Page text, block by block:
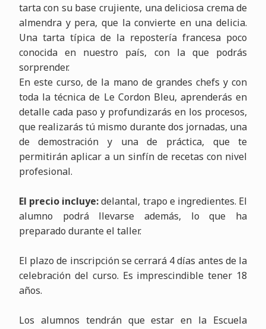
tarta con su base crujiente, una deliciosa crema de
almendra y pera, que la convierte en una delicia.
Una tarta típica de la repostería francesa poco
conocida en nuestro país, con la que podrás
sorprender.
En este curso, de la mano de grandes chefs y con
toda la técnica de Le Cordon Bleu, aprenderás en
detalle cada paso y profundizarás en los procesos,
que realizarás tú mismo durante dos jornadas, una
de demostración y una de práctica, que te
permitirán aplicar a un sinfín de recetas con nivel
profesional.
El precio incluye:delantal, trapo e ingredientes. El
alumno podrá llevarse además, lo que ha
preparado durante el taller.
El plazo de inscripción se cerrará 4 días antes de la
celebración del curso. Es imprescindible tener 18
años.
Los alumnos tendrán que estar en la Escuela